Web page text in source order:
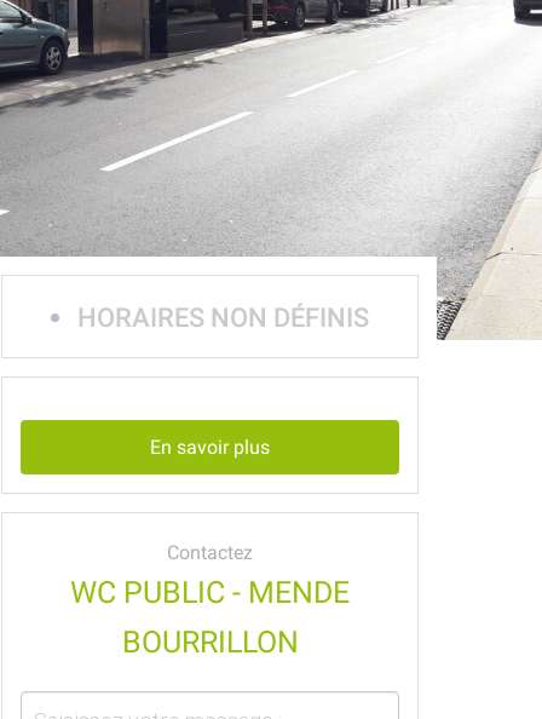
HORAIRES NON DÉFINIS
En savoir plus
Contactez
WC PUBLIC - MENDE
BOURRILLON